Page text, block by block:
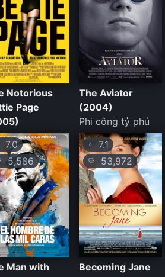
Notorious
Page
The Aviator
(2004)
Phi công tỷ phú
7.0
5,586
Man with
⭐7.1
💛 53,972
Becoming Jane